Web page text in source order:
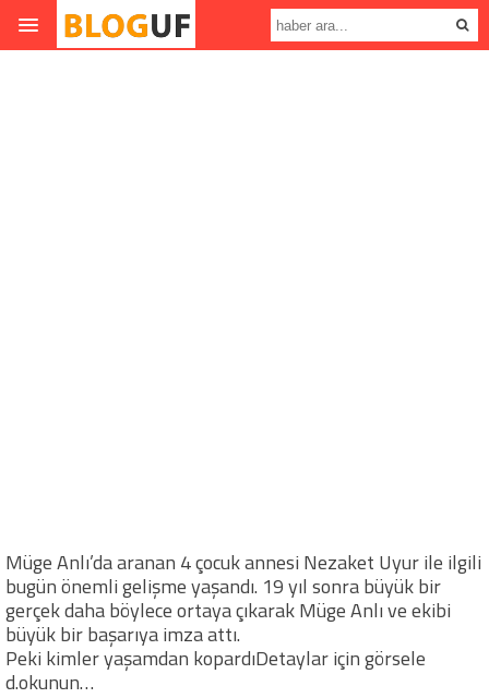
Müge Anlı’da aranan 4 çocuk annesi Nezaket Uyur ile ilgili
bugün önemli gelişme yaşandı. 19 yıl sonra büyük bir
gerçek daha böylece ortaya çıkarak Müge Anlı ve ekibi
büyük bir başarıya imza attı.
Peki kimler yaşamdan kopardıDetaylar için görsele
d.okunun…